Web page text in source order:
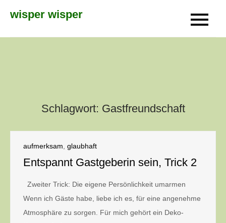
wisper wisper
Schlagwort: Gastfreundschaft
aufmerksam glaubhaft
Entspannt Gastgeberin sein, Trick 2
Zweiter Trick: Die eigene Persönlichkeit umarmen
Wenn ich Gäste habe, liebe ich es, für eine angenehme
Atmosphäre zu sorgen. Für mich gehört ein Deko-